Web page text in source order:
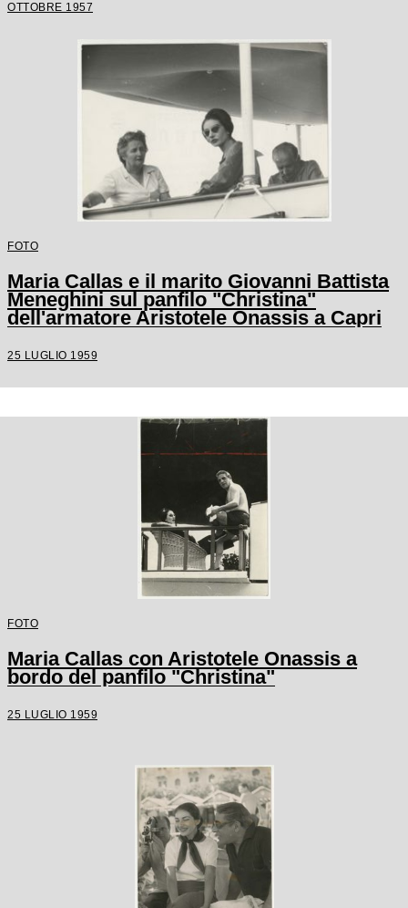
OTTOBRE 1957
FOTO
Maria Callas e il marito Giovanni Battista
Meneghini sul panfilo "Christina"
dell'armatore Aristotele Onassis a Capri
25 LUGLIO 1959
FOTO
Maria Callas con Aristotele Onassis a
bordo del panfilo "Christina"
25 LUGLIO 1959